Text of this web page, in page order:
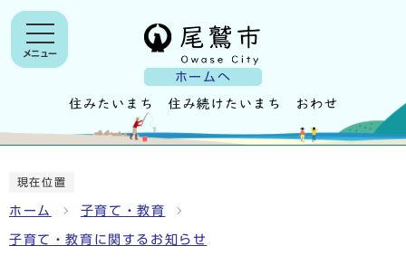
ホームへ
メニュー
現在位置
ホーム 子育て・教育
子育て・教育に関するお知らせ